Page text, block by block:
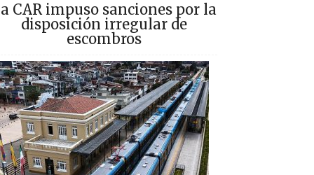
CAR impuso sanciones por la
disposición irregular de
escombros